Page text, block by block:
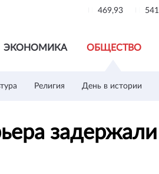
469,93
ЭКОНОМИКА ОБЩЕСТВО
Религия День в истории